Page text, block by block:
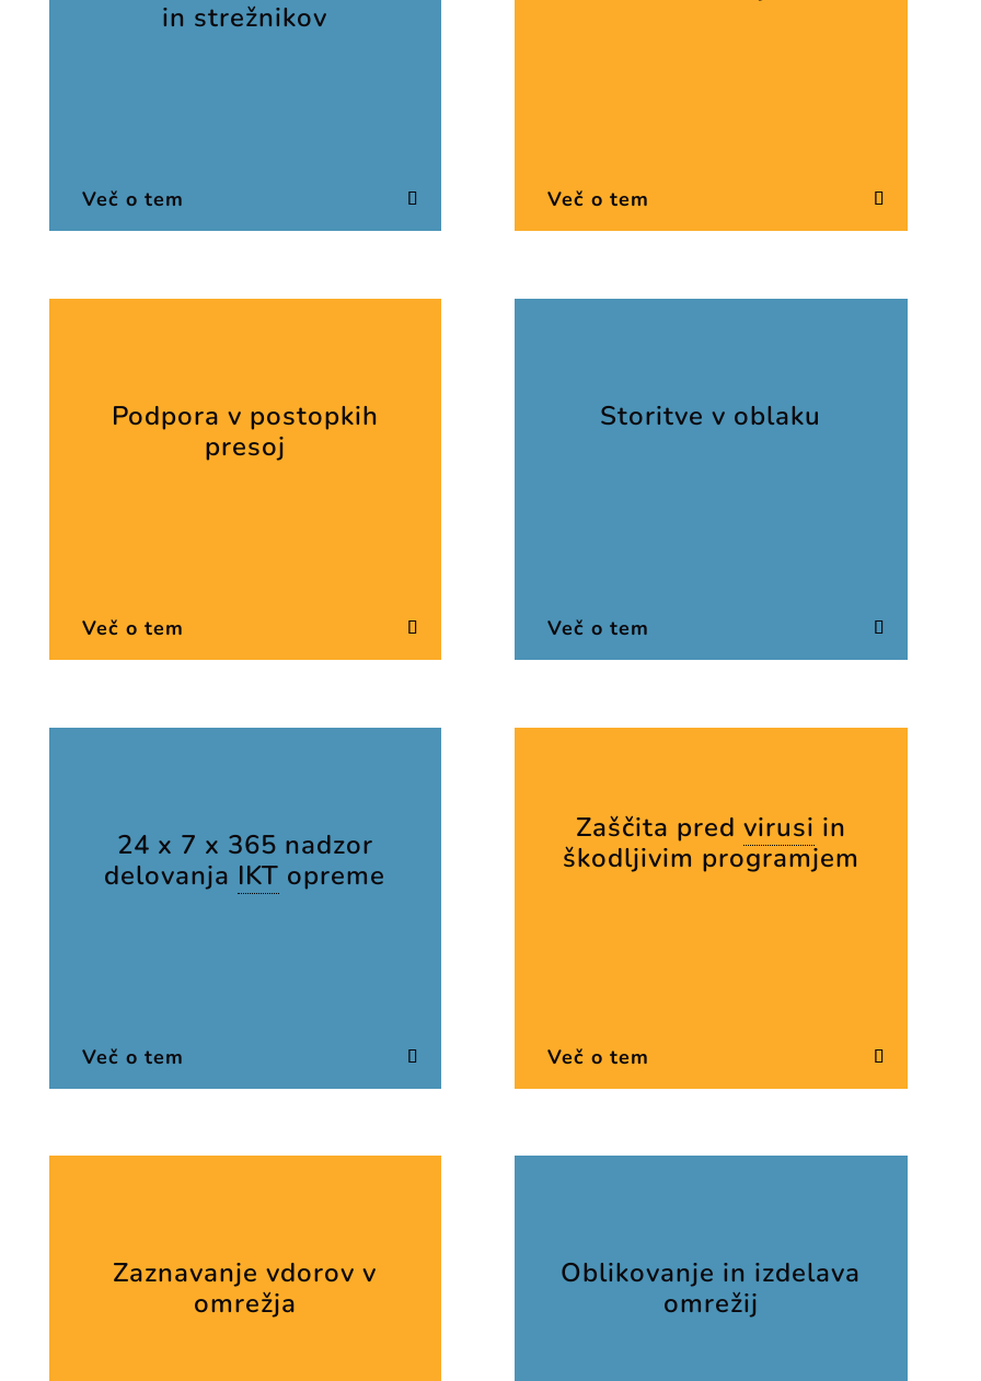
in strežnikov
Več o tem Več o tem
Podpora v postopkih
presoj
Več o tem
Storitve v oblaku
Več o tem
24 x 7 x 365 nadzor
delovanja IKT opreme
Več o tem
Zaščita pred virusi in
škodljivim programjem
Več o tem
Zaznavanje vdorov v
omrežja
Oblikovanje in izdelava
omrežij